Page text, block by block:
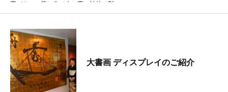
字パネル」等、全て木と字の神林で製
大書画 ディスプレイのご紹介